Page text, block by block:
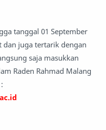
tanggal 01 September
dan juga tertarik dengan
saja masukkan
Raden Rahmad Malang